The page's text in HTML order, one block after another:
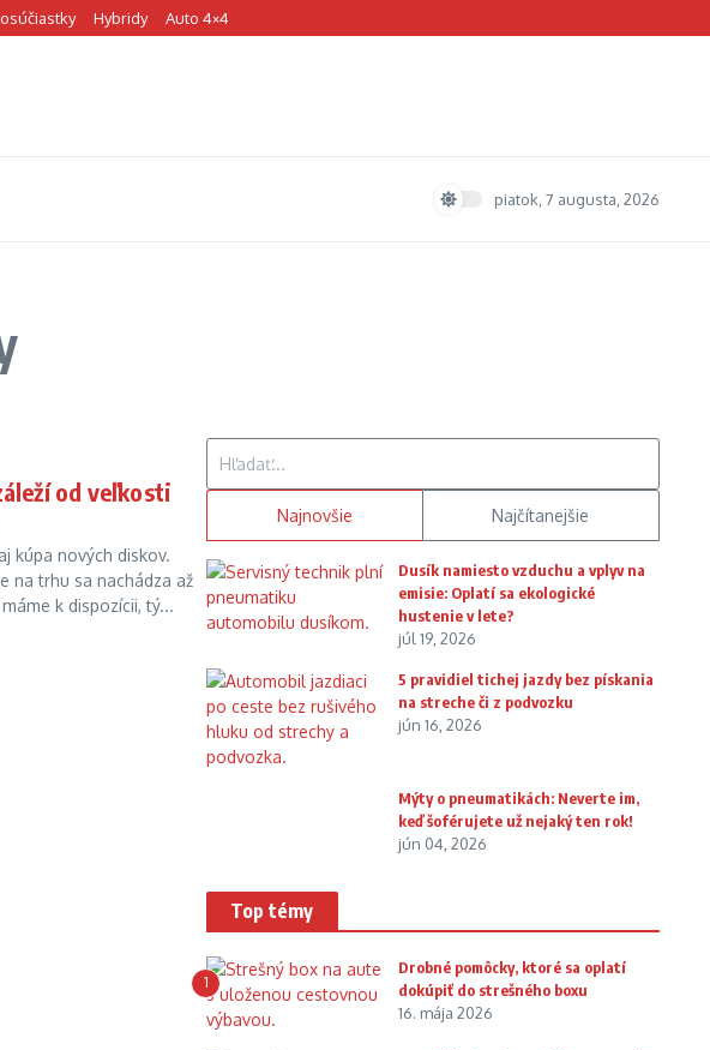
Hybridy Auto 4×4
piatok, 7 augusta, 2026
od veľkosti
kúpa nových diskov.
na trhu sa nachádza až
k dispozícii, tý...
Najnovšie Najčítanejšie
Dusík namiesto vzduchu a vplyv na
emisie: Oplatí sa ekologické
hustenie v lete?
júl 19, 2026
5 pravidiel tichej jazdy bez pískania
na streche či z podvozku
jún 16, 2026
Mýty o pneumatikách: Neverte im,
keď šoférujete už nejaký ten rok!
jún 04, 2026
Top témy
1
Drobné pomôcky, ktoré sa oplatí
dokúpiť do strešného boxu
16. mája 2026